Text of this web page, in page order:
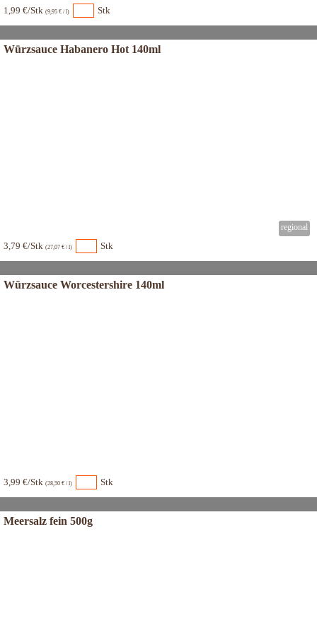
1,99 €/Stk (9,95 € / l) Stk
Würzsauce Habanero Hot 140ml
3,79 €/Stk (27,07 € / l) Stk
Würzsauce Worcestershire 140ml
3,99 €/Stk (28,50 € / l) Stk
Meersalz fein 500g